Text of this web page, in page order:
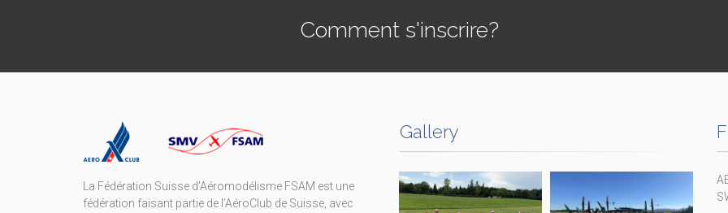
Comment s'inscrire?
La Fédération Suisse d’Aéromodélisme FSAM est une
fédération faisant partie de l’AéroClub de Suisse, avec
Gallery